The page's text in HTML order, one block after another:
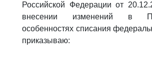
Российской Федерации от
внесении изменений в
особенностях списания
приказываю: